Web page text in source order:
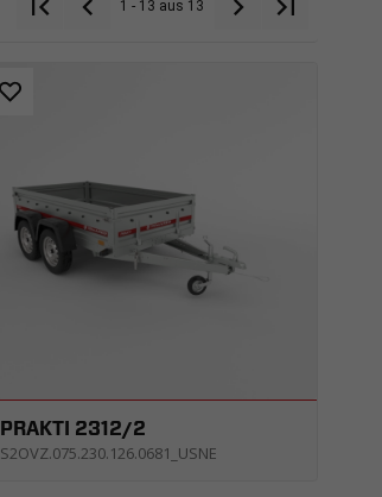
1 - 13 aus 13
PRAKTI 2312/2
S2OVZ.075.230.126.0681_USNE